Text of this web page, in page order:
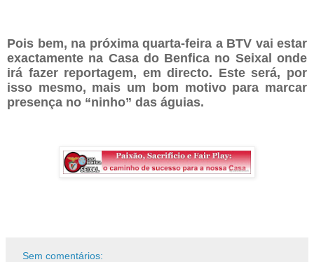
Pois bem, na próxima quarta-feira a BTV vai estar
exactamente na Casa do Benfica no Seixal onde
irá fazer reportagem, em directo. Este será, por
isso mesmo, mais um bom motivo para marcar
presença no “ninho” das águias.
Sem comentários: